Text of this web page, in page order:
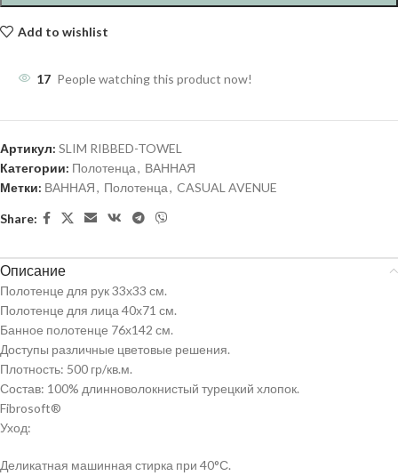
Add to wishlist
17 People watching this product now!
Артикул: SLIM RIBBED-TOWEL
Категории: Полотенца, ВАННАЯ
Метки: ВАННАЯ, Полотенца, CASUAL AVENUE
Share:
Описание
Полотенце для рук 33х33 см.
Полотенце для лица 40х71 см.
Банное полотенце 76х142 см.
Доступы различные цветовые решения.
Плотность: 500 гр/кв.м.
Состав: 100% длинноволокнистый турецкий хлопок.
Fibrosoft®
Уход:
Деликатная машинная стирка при 40°С.